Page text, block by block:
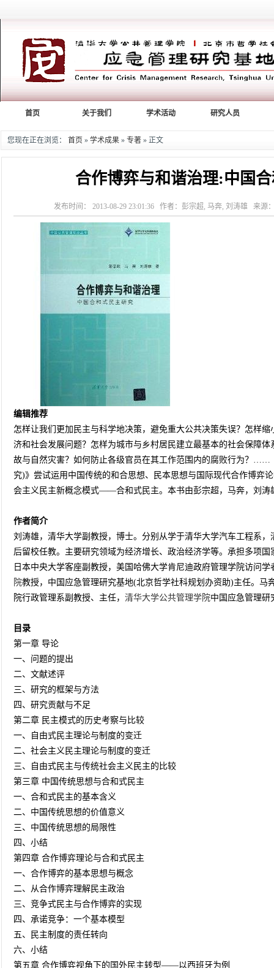
首页 关于我们 学术活动 研究人员
您现在正在浏览： 首页 » 学术成果 » 专著 » 正文
合作博弈与和谐治理:中国
发布时间： 2013-08-29 23:01:36 作者：彭宗超, 马奔, 刘涛雄 来源
编辑推荐
怎样让我们更加民主与科学地决策，避免重大公共决策失误？怎样
济和社会发展问题？怎样为城市与乡村居民建立最基本的社会保障
故与自然灾害？如何防止各级官员在其工作范围内的腐败行为？……
究)》尝试运用中国传统的和合思想、民本思想与国际现代合作博弈
会主义民主新概念模式——合和式民主。本书由彭宗超，马奔，刘涛
作者简介
刘涛雄，清华大学副教授，博士。分别从学于清华大学汽车工程系
后留校任教。主要研究领域为经济增长、政治经济学等。承担多项
日本中央大学客座副教授，美国哈佛大学肯尼迪政府管理学院访问学
院教授，中国应急管理研究基地(北京哲学社科规划办资助)主任。马
院行政管理系副教授、主任，清华大学公共管理学院中国应急管理研
目录
第一章 导论
一、问题的提出
二、文献述评
三、研究的框架与方法
四、研究贡献与不足
第二章 民主模式的历史考察与比较
一、自由式民主理论与制度的变迁
二、社会主义民主理论与制度的变迁
三、自由式民主与传统社会主义民主的比较
第三章 中国传统思想与合和式民主
一、合和式民主的基本含义
二、中国传统思想的价值意义
三、中国传统思想的局限性
四、小结
第四章 合作博弈理论与合和式民主
一、合作博弈的基本思想与概念
二、从合作博弈理解民主政治
三、竞争式民主与合作博弈的实现
四、承诺竞争：一个基本模型
五、民主制度的责任转向
六、小结
第五章 合作博弈视角下的国外民主转型——以西班牙为例